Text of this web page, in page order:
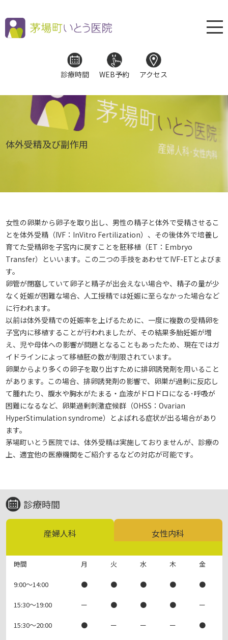
診療時間 WEB予約 アクセス
体外受精及び副作用
女性の卵巣から卵子を取り出し、男性の精子と体外で受精させるこ
とを体外受精（IVF：InVitro Fertilization）、その後体外で培養し
育てた受精卵を子宮内に戻すことを胚移植（ET：Embryo
Transfer）といいます。この二つの手技をあわせてIVF-ETとよびま
す。
卵管が閉塞していて卵子と精子が出会えない場合や、精子の量が少
なく妊娠が困難な場合、人工授精では妊娠に至らなかった場合など
に行われます。
以前は体外受精での妊娠率を上げるために、一度に複数の受精卵を
子宮内に移植することが行われましたが、その結果多胎妊娠が増
え、児や母体への影響が問題となることもあったため、現在ではガ
イドラインによって移植胚の数が制限されています。
卵巣からより多くの卵子を取り出すために排卵誘発剤を用いること
があります。この場合、排卵誘発剤の影響で、卵巣が過剰に反応し
て腫れたり、腹水や胸水がたまる・血液がドロドロになる･呼吸が
困難になるなど、卵巣過剰刺激症候群（OHSS：Ovarian
HyperStimulation syndrome）とよばれる症状が出る場合があり
ます。
茅場町いとう医院では、体外受精は実施しておりませんが、診療の
上、適宜他の医療機関をご紹介するなどの対応が可能です。
診療時間
産婦人科 女性内科
時間 月 火 水 木 金
9:00～14:00 ● ● ● ● ●
15:30～19:00 ー ● ● ● ー
15:30～20:00 ● ー ー ー ●